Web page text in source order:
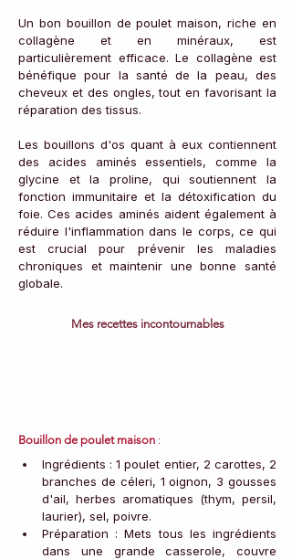
Un bon bouillon de poulet maison, riche en
collagène et en minéraux, est
particulièrement efficace. Le collagène est
bénéfique pour la santé de la peau, des
cheveux et des ongles, tout en favorisant la
réparation des tissus.
Les bouillons d'os quant à eux contiennent
des acides aminés essentiels, comme la
glycine et la proline, qui soutiennent la
fonction immunitaire et la détoxification du
foie. Ces acides aminés aident également à
réduire l'inflammation dans le corps, ce qui
est crucial pour prévenir les maladies
chroniques et maintenir une bonne santé
globale.
Mes recettes incontournables
Bouillon de poulet maison :
Ingrédients : 1 poulet entier, 2 carottes, 2
branches de céleri, 1 oignon, 3 gousses
d'ail, herbes aromatiques (thym, persil,
laurier), sel, poivre.
Préparation : Mets tous les ingrédients
dans une grande casserole, couvre